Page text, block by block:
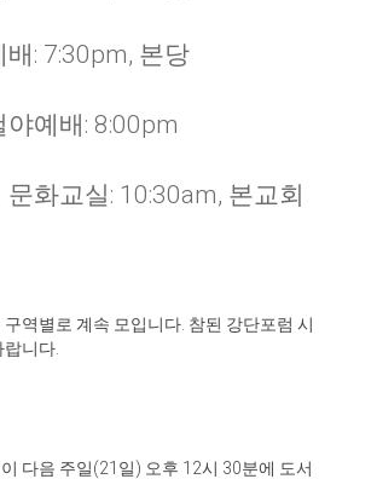
: 7:30pm, 본당
예배: 8:00pm
화교실: 10:30am, 본교회
구역별로 계속 모입니다 참된 강단포럼 시
랍니다
다음 주일(21 일) 오후 12시 30분에 도서